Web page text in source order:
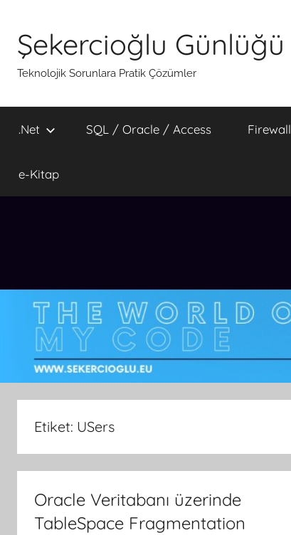
Şekercioğlu Günlüğü
Teknolojik Sorunlara Pratik Çözümler
.Net SQL / Oracle / Access Firewall
e-Kitap
Etiket: USers
Oracle Veritabanı üzerinde
TableSpace Fragmentation